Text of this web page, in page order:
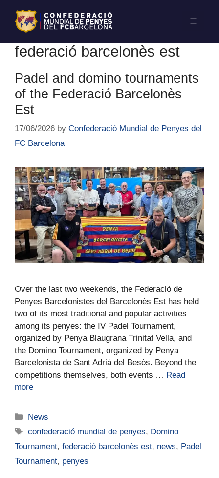
federació barcelonès est
Padel and domino tournaments
of the Federació Barcelonès
Est
17/06/2026 by Confederació Mundial de Penyes del
FC Barcelona
Over the last two weekends, the Federació de
Penyes Barcelonistes del Barcelonès Est has held
two of its most traditional and popular activities
among its penyes: the IV Padel Tournament,
organized by Penya Blaugrana Trinitat Vella, and
the Domino Tournament, organized by Penya
Barcelonista de Sant Adrià del Besòs. Beyond the
competitions themselves, both events … Read
more
News
confederació mundial de penyes, Domino
Tournament, federació barcelonès est, news, Padel
Tournament, penyes